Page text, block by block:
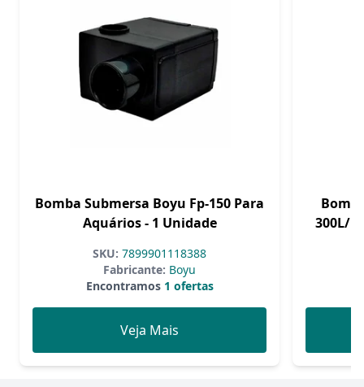
Bomba Submersa Boyu Fp-150 Para
Aquários - 1 Unidade
SKU: 7899901118388
Fabricante: Boyu
Encontramos1 ofertas
Veja Mais
300L/